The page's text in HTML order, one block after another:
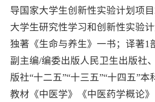
导国家大学生创新性实验计划项
大学生研究性学习和创新性实验计
独著《生命与养生》一书；译著1
副主编/编委出版人民卫生出版社
版社“十二五”“十三五”“十四五”本
教材《中医学》《中医药学概论